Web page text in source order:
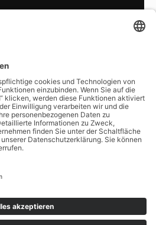
für Maschinen so wichtig ist
führen: Was Rechenzentren bei
der Kryolipolyse wirklich passiert
optimale Haltung und Fütterung
Unvergessliche Abenteuer warten auf
Sie
© 2026 Nischenwissen